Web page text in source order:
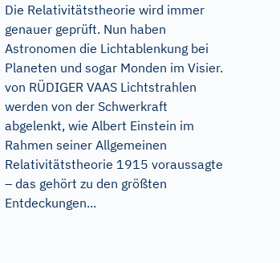
Die Relativitätstheorie wird immer
genauer geprüft. Nun haben
Astronomen die Lichtablenkung bei
Planeten und sogar Monden im Visier.
von RÜDIGER VAAS Lichtstrahlen
werden von der Schwerkraft
abgelenkt, wie Albert Einstein im
Rahmen seiner Allgemeinen
Relativitätstheorie 1915 voraussagte
– das gehört zu den größten
Entdeckungen...